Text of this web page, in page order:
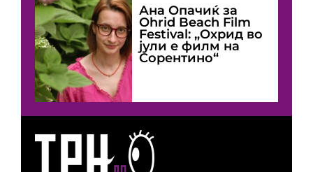
Ана Опачиќ за
Оhrid Beach Film
Festival: „Охрид во
јули е филм на
Сорентино“